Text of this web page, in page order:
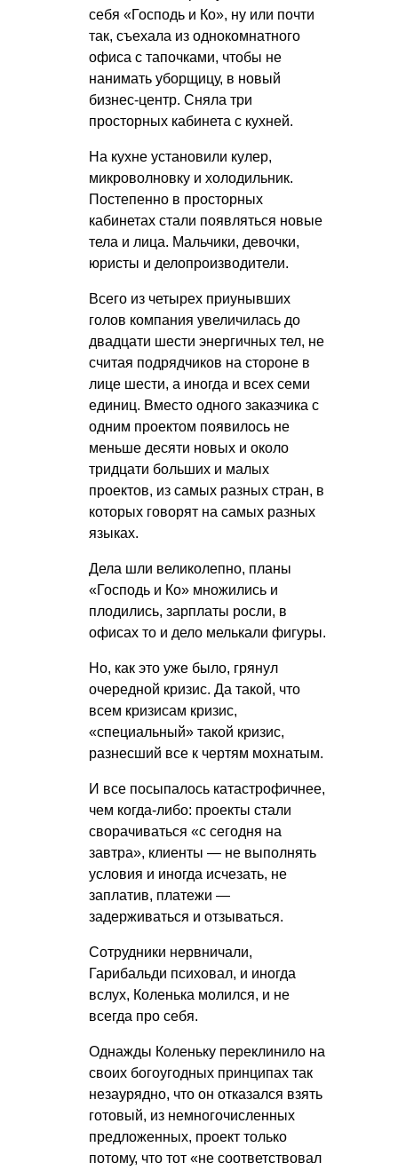
себя «Господь и Ко», ну или почти
так, съехала из однокомнатного
офиса с тапочками, чтобы не
нанимать уборщицу, в новый
бизнес-центр. Сняла три
просторных кабинета с кухней.
На кухне установили кулер,
микроволновку и холодильник.
Постепенно в просторных
кабинетах стали появляться новые
тела и лица. Мальчики, девочки,
юристы и делопроизводители.
Всего из четырех приунывших
голов компания увеличилась до
двадцати шести энергичных тел, не
считая подрядчиков на стороне в
лице шести, а иногда и всех семи
единиц. Вместо одного заказчика с
одним проектом появилось не
меньше десяти новых и около
тридцати больших и малых
проектов, из самых разных стран, в
которых говорят на самых разных
языках.
Дела шли великолепно, планы
«Господь и Ко» множились и
плодились, зарплаты росли, в
офисах то и дело мелькали фигуры.
Но, как это уже было, грянул
очередной кризис. Да такой, что
всем кризисам кризис,
«специальный» такой кризис,
разнесший все к чертям мохнатым.
И все посыпалось катастрофичнее,
чем когда-либо: проекты стали
сворачиваться «с сегодня на
завтра», клиенты — не выполнять
условия и иногда исчезать, не
заплатив, платежи —
задерживаться и отзываться.
Сотрудники нервничали,
Гарибальди психовал, и иногда
вслух, Коленька молился, и не
всегда про себя.
Однажды Коленьку переклинило на
своих богоугодных принципах так
незаурядно, что он отказался взять
готовый, из немногочисленных
предложенных, проект только
потому, что тот «не соответствовал